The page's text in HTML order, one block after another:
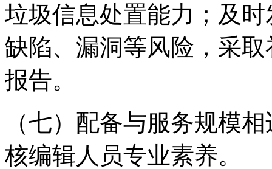
垃圾信息处置能力；及
缺陷、漏洞等风险，采
报告。
（七）配备与服务规模
核编辑人员专业素养。